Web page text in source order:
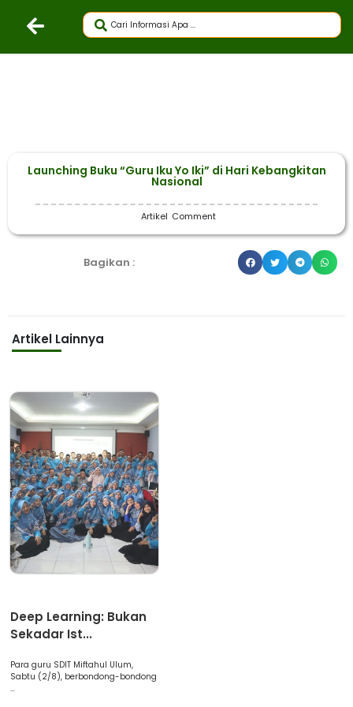
Launching Buku “Guru Iku Yo Iki” di Hari Kebangkitan
Nasional
Artikel Comment
Bagikan :
Artikel Lainnya
Deep Learning: Bukan
Sekadar Ist...
Para guru SDIT Miftahul Ulum,
Sabtu (2/8), berbondong-bondong
...